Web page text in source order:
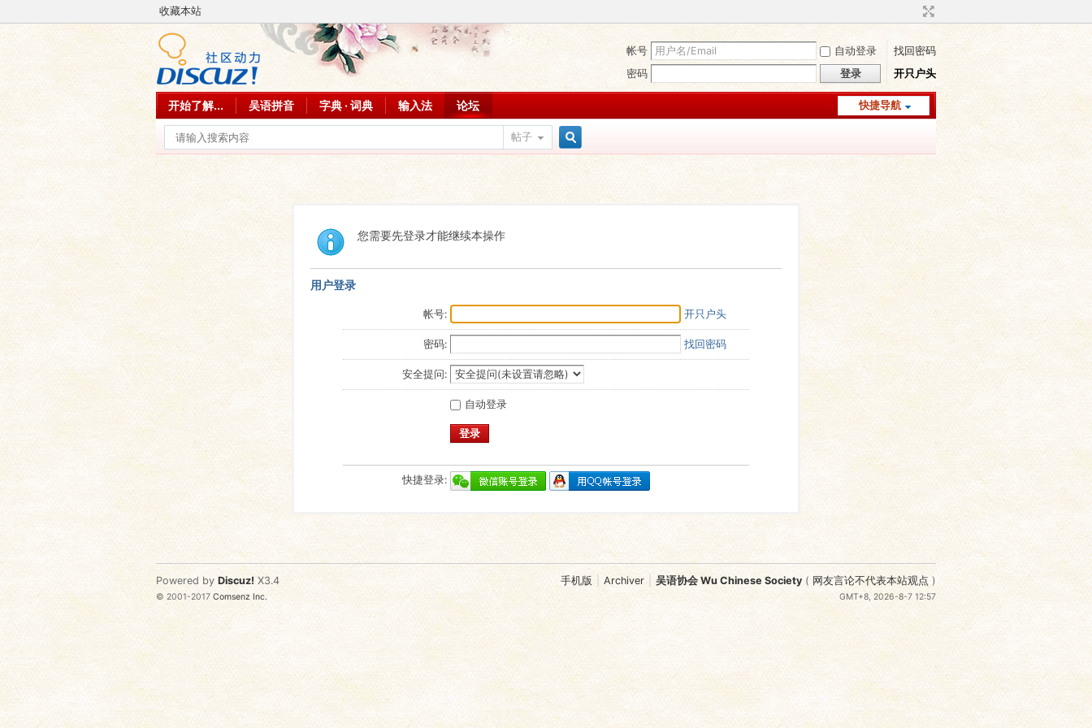
收藏本站
帐号 自动登录
找回密码
密码
登录 开只户头
快捷导航
开始了解... 吴语拼音 字典 · 词典 输入法 论坛
帖子
您需要先登录才能继续本操作
用户登录
帐号: 开只户头
密码: 找回密码
安全提问:
自动登录
登录
快捷登录:
手机版 Archiver 吴语协会 Wu Chinese Society ( 网友言论不代表本站观点 )
GMT+8, 2026-8-7 12:57
Powered by Discuz! X3.4
© 2001-2017Comsenz Inc.